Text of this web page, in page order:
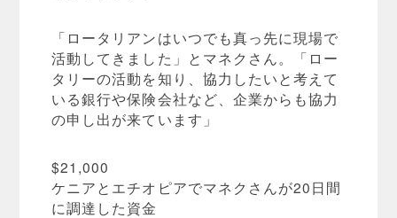
「ロータリアンはいつでも真っ先に現場で
活動してきました」とマネクさん。「ロー
タリーの活動を知り、協力したいと考えて
いる銀行や保険会社など、企業からも協力
の申し出が来ています」
$21,000
ケニアとエチオピアでマネクさんが20日間
に調達した資金